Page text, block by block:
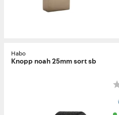
Habo
Knopp noah 25mm sort sb